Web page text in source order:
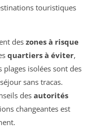
touristiques
des zones à risque
quartiers à éviter,
isolées sont des
sans tracas.
des autorités
changeantes est